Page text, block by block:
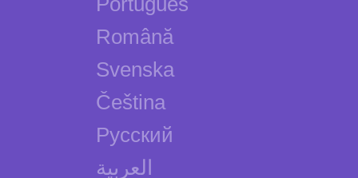
Română
Svenska
Čeština
Русский
العربية